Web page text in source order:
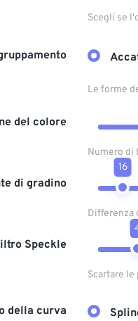
Scegli se
Le forme
del colore
Numero di
di gradino
16
Differenza
Speckle
Scartare
della curva